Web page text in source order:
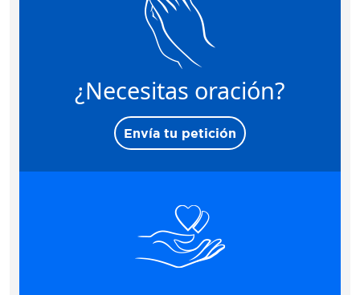
¿Necesitas oración?
Envía tu petición